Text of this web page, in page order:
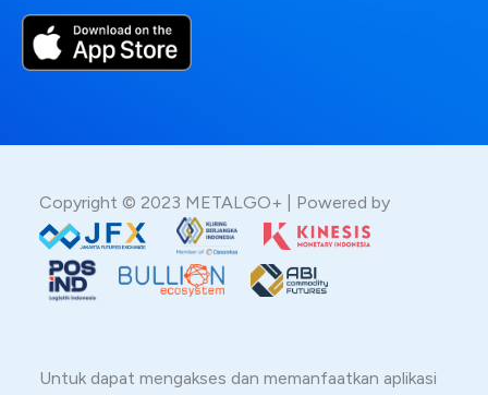
Copyright © 2023 METALGO+ | Powered by
Untuk dapat mengakses dan memanfaatkan aplikasi